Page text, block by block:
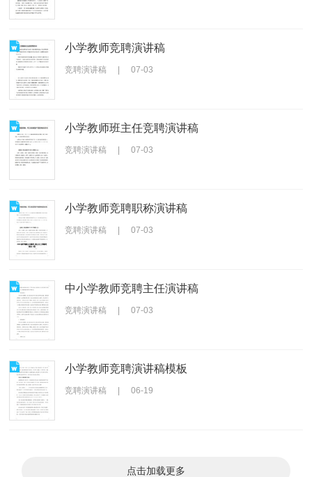
小学教师竞聘演讲稿
竞聘演讲稿 | 07-03
小学教师班主任竞聘演讲稿
竞聘演讲稿 | 07-03
小学教师竞聘职称演讲稿
竞聘演讲稿 | 07-03
中小学教师竞聘主任演讲稿
竞聘演讲稿 | 07-03
小学教师竞聘演讲稿模板
竞聘演讲稿 | 06-19
点击加载更多